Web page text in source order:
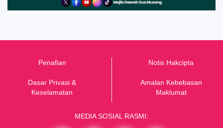
Penafian
Dasar Privasi &
Keselamatan
Notis Hakcipta
Amalan Kebebasan
Maklumat
MEDIA SOSIAL RASMI: